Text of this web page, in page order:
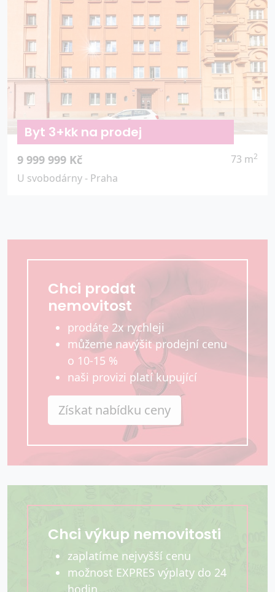
Byt 3+kk na prodej
9 999 999 Kč 73 m2
U svobodárny - Praha
Chci prodat
nemovitost
prodáte 2x rychleji
můžeme navýšit prodejní cenu
o 10-15 %
naši provizi platí kupující
Získat nabídku ceny
Chci výkup nemovitosti
zaplatíme nejvyšší cenu
možnost EXPRES výplaty do 24
hodin